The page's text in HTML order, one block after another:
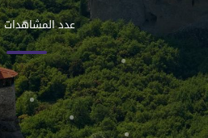
عدد المشاهدات 1361